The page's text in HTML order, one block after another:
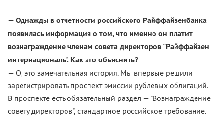
— Однажды в отчетности российского Райффайзенбанка
появилась информация о том, что именно он платит
вознаграждение членам совета директоров "Райффайзен
интернациональ". Как это объяснить?
— О, это замечательная история. Мы впервые решили
зарегистрировать проспект эмиссии рублевых облигаций.
В проспекте есть обязательный раздел — "Вознаграждение
совету директоров", стандартное российское требование.